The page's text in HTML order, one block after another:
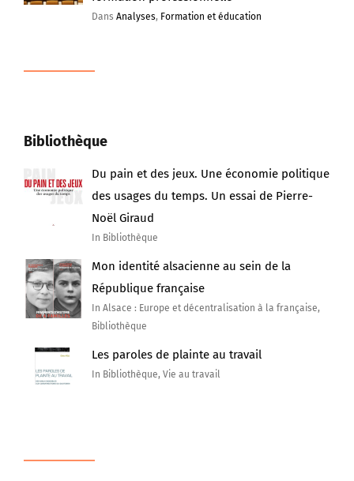
DansAnalyses, Formation et éducation
Bibliothèque
Du pain et des jeux. Une économie politique
des usages du temps. Un essai de Pierre-
Noël Giraud
In Bibliothèque
Mon identité alsacienne au sein de la
République française
In Alsace : Europe et décentralisation à la française,
Bibliothèque
Les paroles de plainte au travail
In Bibliothèque, Vie au travail